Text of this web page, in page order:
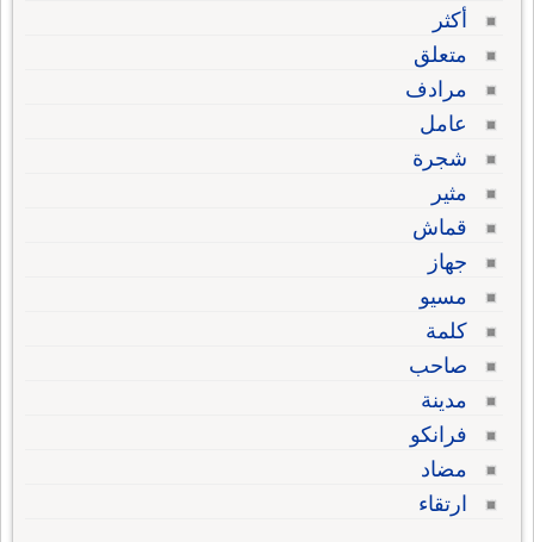
أكثر
متعلق
مرادف
عامل
شجرة
مثير
قماش
جهاز
مسيو
كلمة
صاحب
مدينة
فرانكو
مضاد
ارتقاء